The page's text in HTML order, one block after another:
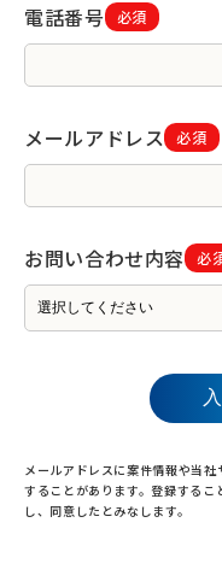
必須
電話番号
必須
メールアドレス
必
お問い合わせ内容
メールアドレスに案件情報や当
することがあります。登録する
し、同意したとみなします。